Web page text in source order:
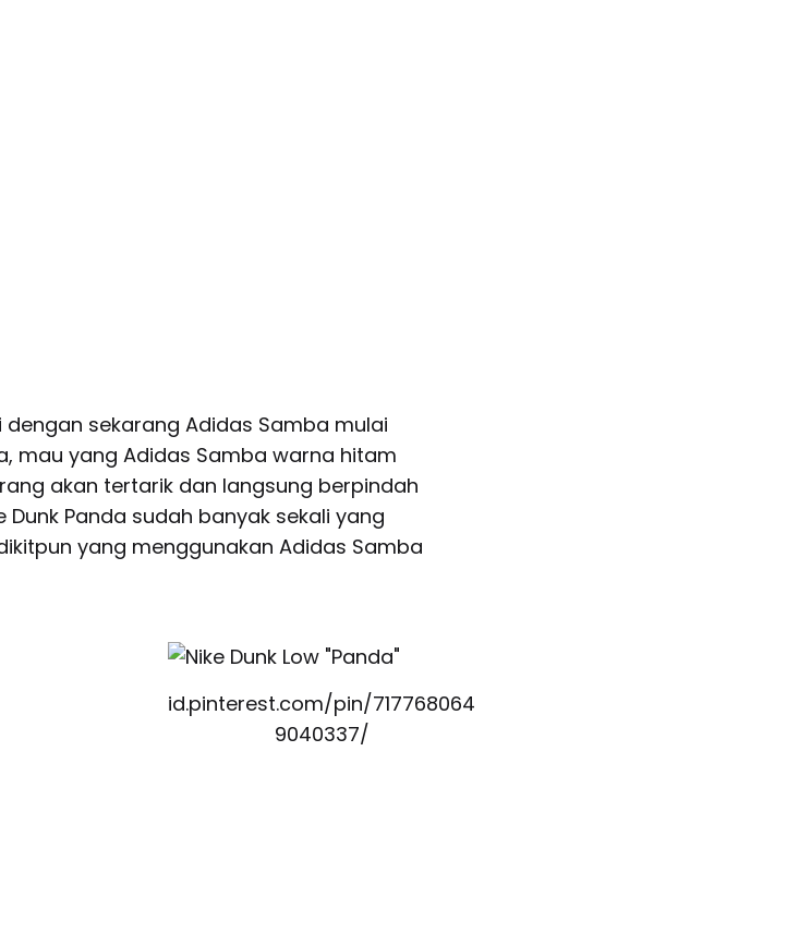
sekarang Adidas Samba mulai
mau yang Adidas Samba warna hitam
akan tertarik dan langsung berpindah
Panda sudah banyak sekali yang
yang menggunakan Adidas Samba
id.pinterest.com/pin/717768064
9040337/